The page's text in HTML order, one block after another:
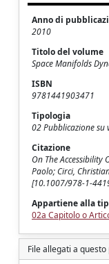
Anno di
2010
Titolo del volume
Space Manifolds
ISBN
9781441903471
Tipologia
02 Pubblicazione
Citazione
On The Accessibility
Paolo; Circi,
[10.1007/978-1-
Appartiene alla
02a Capitolo o
File allegati a